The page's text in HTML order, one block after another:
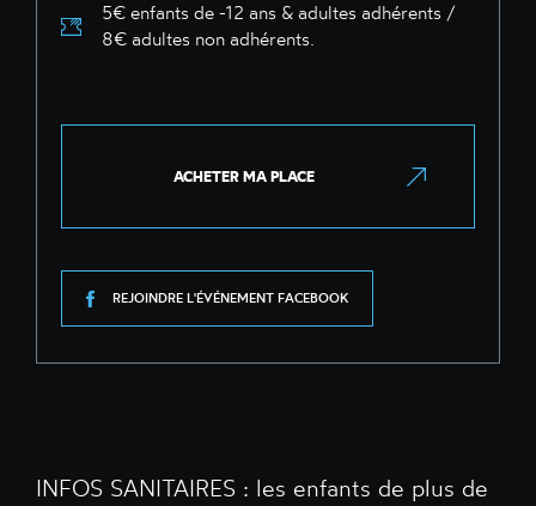
5€ enfants de -12 ans & adultes adhérents /
8€ adultes non adhérents.
ACHETER MA PLACE
REJOINDRE L'ÉVÉNEMENT FACEBOOK
INFOS SANITAIRES : les enfants de plus de